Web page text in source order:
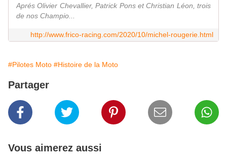
Aprés Olivier Chevallier, Patrick Pons et Christian Léon, trois
de nos Champio...
http://www.frico-racing.com/2020/10/michel-rougerie.html
#Pilotes Moto #Histoire de la Moto
Partager
Vous aimerez aussi